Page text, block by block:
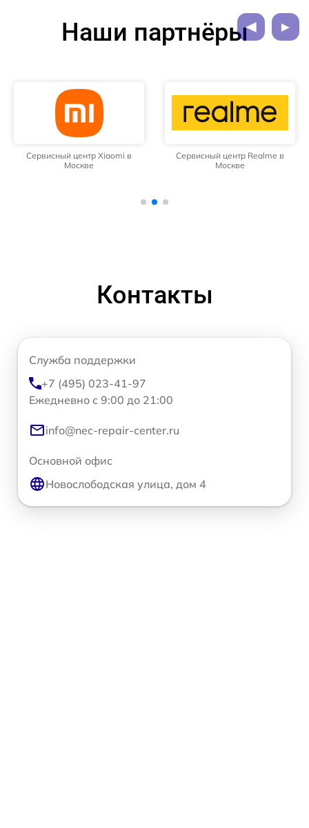
Наши партнёры
Сервисный центр Xiaomi в
Москве
Сервисный центр Realme в
Москве
Контакты
Служба поддержки
+7 (495) 023-41-97
Ежедневно с 9:00 до 21:00
info@nec-repair-center.ru
Основной офис
Новослободская улица, дом 4